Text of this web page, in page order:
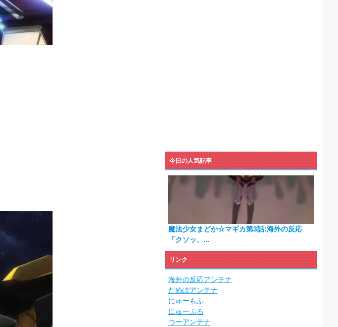
今日の人気記事
魔法少女まどか☆マギカ第3話:海外の反応
「クソッ、...
リンク
海外の反応アンテナ
だめぽアンテナ
にゅーもふ
にゅーぷる
つーアンテナ